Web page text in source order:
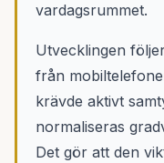
vardagsrummet.
Utvecklingen
från
krävde aktivt
normaliseras
Det gör att den